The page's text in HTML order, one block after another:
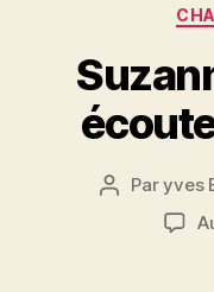
Auteur
l’article
Paryves